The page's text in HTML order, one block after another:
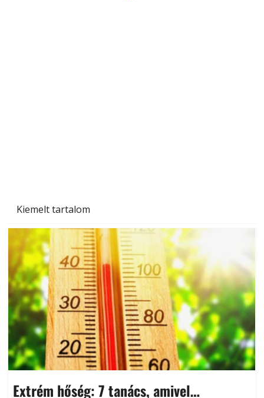
Kiemelt tartalom
Extrém hőség: 7 tanács, amivel